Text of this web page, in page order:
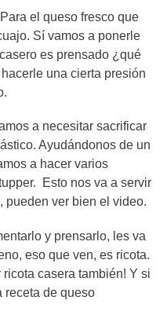
el queso fresco que
Sí vamos a ponerle
es prensado ¿qué
una cierta presión
a necesitar sacrificar
Ayudándonos de un
a hacer varios
Esto nos va a servir
pueden ver bien el video.
y prensarlo, les va
eso que ven, es ricota.
casera también! Y si
receta de queso